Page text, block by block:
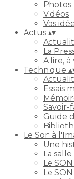
Photos
Vidéos
Vos
Actus ▴▾
La
A lire, à
Technique ▴
Essais
Savoir-
Guide
Le Son à
Une
La
Le
Le